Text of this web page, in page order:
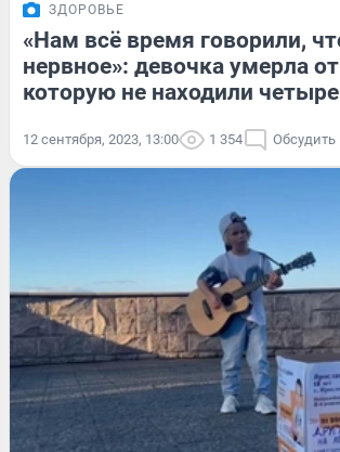
ЗДОРОВЬЕ
«Нам всё время говорили,
нервное»: девочка умерла
которую не находили
12 сентября, 2023, 13:00 1 354 Обсудить